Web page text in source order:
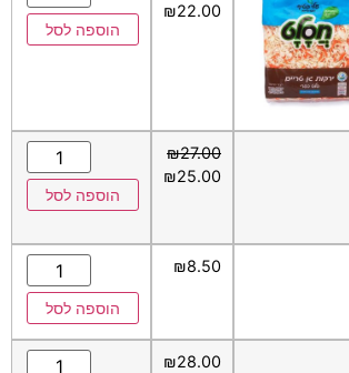
₪22.00
הוספה לסל
₪27.00
₪25.00
הוספה לסל
₪8.50
הוספה לסל
₪28.00